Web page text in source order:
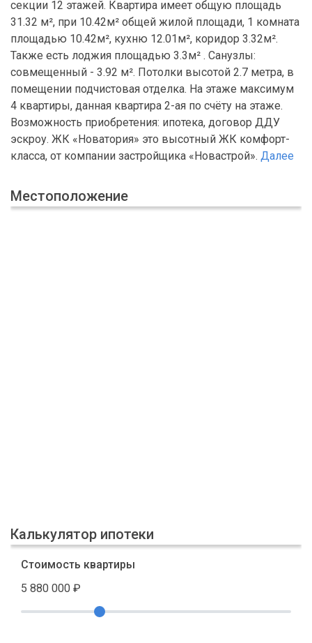
секции 12 этажей. Квартира имеет общую площадь
31.32 м², при 10.42м² общей жилой площади, 1 комната
площадью 10.42м², кухню 12.01м², коридор 3.32м².
Также есть лоджия площадью 3.3м² . Санузлы:
совмещенный - 3.92 м². Потолки высотой 2.7 метра, в
помещении подчистовая отделка. На этаже максимум
4 квартиры, данная квартира 2-ая по счёту на этаже.
Возможность приобретения: ипотека, договор ДДУ
эскроу. ЖК «Новатория» это высотный ЖК комфорт-
класса, от компании застройщика «Новастрой». Далее
Местоположение
Калькулятор ипотеки
Стоимость квартиры
5 880 000 ₽